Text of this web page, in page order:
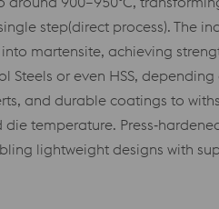
step(direct process). The
martensite, achieving
Steels or even HSS,
and durable coatings to
temperature.
lightweight designs with